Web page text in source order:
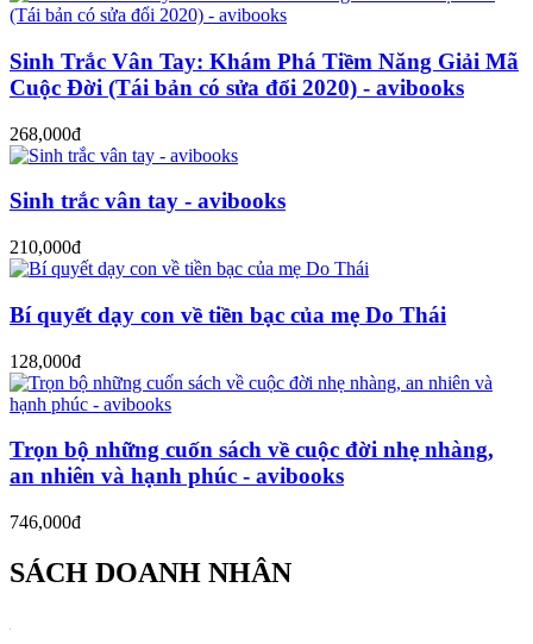
Sinh Trắc Vân Tay: Khám Phá Tiềm Năng Giải Mã
Cuộc Đời (Tái bản có sửa đổi 2020) - avibooks
268,000đ
Sinh trắc vân tay - avibooks
210,000đ
Bí quyết dạy con về tiền bạc của mẹ Do Thái
128,000đ
Trọn bộ những cuốn sách về cuộc đời nhẹ nhàng,
an nhiên và hạnh phúc - avibooks
746,000đ
SÁCH DOANH NHÂN